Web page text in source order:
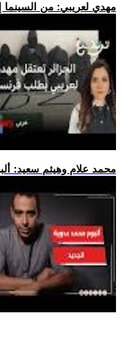
.. مهدي لعريبي: من
.. محمد علام وهيثم سعيد: